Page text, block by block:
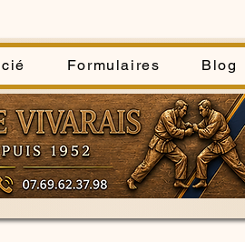
Formulaires Blog